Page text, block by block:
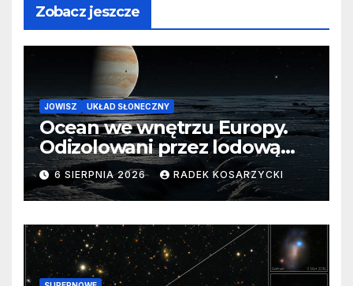
Zobacz jeszcze
JOWISZ UKŁAD SŁONECZNY
Ocean we wnętrzu Europy.
Odizolowani przez lodową
barierę
6 SIERPNIA 2026 RADEK KOSARZYCKI